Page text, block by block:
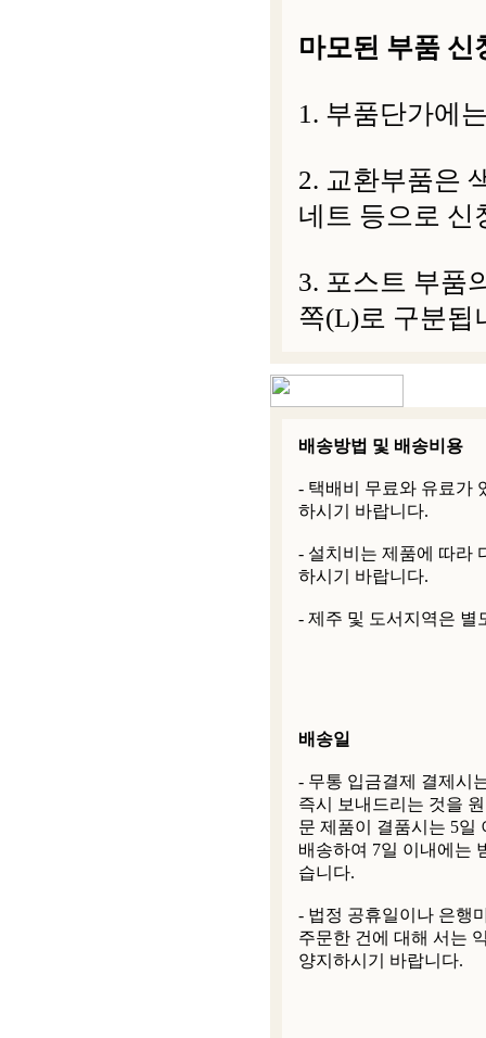
마모된 부품 신
1. 부품단가에
2. 교환부품은
네트 등으로 신
3. 포스트 부품
쪽(L)로 구분됩
배송방법 및 배송비용
- 택배비 무료와 유료가
하시기 바랍니다.
- 설치비는 제품에 따라
하시기 바랍니다.
- 제주 및 도서지역은 별
배송일
- 무통 입금결제 결제시
즉시 보내드리는 것을
문 제품이 결품시는 5일
배송하여 7일 이내에는
습니다.
- 법정 공휴일이나 은행
주문한 건에 대해 서는
양지하시기 바랍니다.